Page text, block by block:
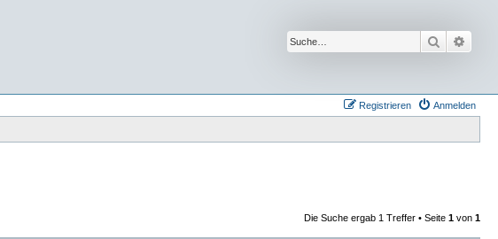
Suche
Anmelden
Registrieren
Die Suche ergab 1 Treffer • Seite 1 von 1